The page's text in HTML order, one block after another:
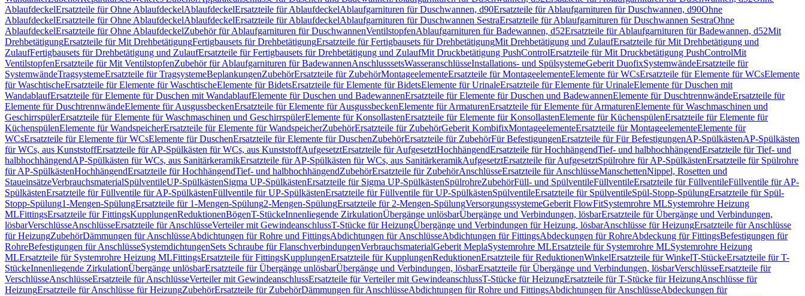
AblaufdeckelErsatzteile für Ohne AblaufdeckelAblaufdeckelErsatzteile für AblaufdeckelAblaufgarnituren für Duschwannen, d90Ersatzteile für Ablaufgarnituren für Duschwannen, d90Ohne
AblaufdeckelErsatzteile für Ohne AblaufdeckelAblaufdeckelErsatzteile für AblaufdeckelAblaufgarnituren für Duschwannen SestraErsatzteile für Ablaufgarnituren für Duschwannen SestraOhne
AblaufdeckelErsatzteile für Ohne AblaufdeckelZubehör für Ablaufgarnituren für DuschwannenVentilstopfenAblaufgarnituren für Badewannen, d52Ersatzteile für Ablaufgarnituren für Badewannen, d52Mit
DrehbetätigungErsatzteile für Mit DrehbetätigungFertigbausets für DrehbetätigungErsatzteile für Fertigbausets für DrehbetätigungMit Drehbetätigung und ZulaufErsatzteile für Mit Drehbetätigung und
ZulaufFertigbausets für Drehbetätigung und ZulaufErsatzteile für Fertigbausets für Drehbetätigung und ZulaufMit Druckbetätigung PushControlErsatzteile für Mit Druckbetätigung PushControlMit
VentilstopfenErsatzteile für Mit VentilstopfenZubehör für Ablaufgarnituren für BadewannenAnschlusssetsWasseranschlüsseInstallations- und SpülsystemeGeberit DuofixSystemwändeErsatzteile für
SystemwändeTragsystemeErsatzteile für TragsystemeBeplankungenZubehörErsatzteile für ZubehörMontageelementeErsatzteile für MontageelementeElemente für WCsErsatzteile für Elemente für WCsElemente
für WaschtischeErsatzteile für Elemente für WaschtischeElemente für BidetsErsatzteile für Elemente für BidetsElemente für UrinaleErsatzteile für Elemente für UrinaleElemente für Duschen mit
WandablaufErsatzteile für Elemente für Duschen mit WandablaufElemente für Duschen und BadewannenErsatzteile für Elemente für Duschen und BadewannenElemente für DuschtrennwändeErsatzteile für
Elemente für DuschtrennwändeElemente für AusgussbeckenErsatzteile für Elemente für AusgussbeckenElemente für ArmaturenErsatzteile für Elemente für ArmaturenElemente für Waschmaschinen und
GeschirrspülerErsatzteile für Elemente für Waschmaschinen und GeschirrspülerElemente für KonsollastenErsatzteile für Elemente für KonsollastenElemente für KüchenspülenErsatzteile für Elemente für
KüchenspülenElemente für WandspeicherErsatzteile für Elemente für WandspeicherZubehörErsatzteile für ZubehörGeberit KombifixMontageelementeErsatzteile für MontageelementeElemente für
WCsErsatzteile für Elemente für WCsElemente für DuschenErsatzteile für Elemente für DuschenZubehörErsatzteile für ZubehörFür BefestigungenErsatzteile für Für BefestigungenAP-SpülkästenAP-Spülkästen
für WCs, aus KunststoffErsatzteile für AP-Spülkästen für WCs, aus KunststoffAufgesetztErsatzteile für AufgesetztHochhängendErsatzteile für HochhängendTief- und halbhochhängendErsatzteile für Tief- und
halbhochhängendAP-Spülkästen für WCs, aus SanitärkeramikErsatzteile für AP-Spülkästen für WCs, aus SanitärkeramikAufgesetztErsatzteile für AufgesetztSpülrohre für AP-SpülkästenErsatzteile für Spülrohre
für AP-SpülkästenHochhängendErsatzteile für HochhängendTief- und halbhochhängendZubehörErsatzteile für ZubehörAnschlüsseErsatzteile für AnschlüsseManschettenNippel, Rosetten und
StaueinsätzeVerbrauchsmaterialSpülventileUP-SpülkästenSigma UP-SpülkästenErsatzteile für Sigma UP-SpülkästenSpülrohreZubehörFüll- und SpülventileFüllventileErsatzteile für FüllventileFüllventile für AP-
SpülkästenErsatzteile für Füllventile für AP-SpülkästenFüllventile für UP-SpülkästenErsatzteile für Füllventile für UP-SpülkästenSpülventileErsatzteile für SpülventileSpül-Stopp-SpülungErsatzteile für Spül-
Stopp-Spülung1-Mengen-SpülungErsatzteile für 1-Mengen-Spülung2-Mengen-SpülungErsatzteile für 2-Mengen-SpülungVersorgungssystemeGeberit FlowFitSystemrohre MLSystemrohre Heizung
MLFittingsErsatzteile für FittingsKupplungenReduktionenBögenT-StückeInnenliegende ZirkulationÜbergänge unlösbarÜbergänge und Verbindungen, lösbarErsatzteile für Übergänge und Verbindungen,
lösbarVerschlüsseAnschlüsseErsatzteile für AnschlüsseVerteiler mit GewindeanschlussT-Stücke für HeizungÜbergänge und Verbindungen für Heizung, lösbarAnschlüsse für HeizungErsatzteile für Anschlüsse
für HeizungZubehörDämmungen für AnschlüsseAbdichtungen für Rohre und FittingsAbdichtungen für AnschlüsseAbdichtungen für FittingsAbdeckungen für RohreAbdeckung für FittingsBefestigungen für
RohreBefestigungen für AnschlüsseSystemdichtungenSets Schraube für FlanschverbindungenVerbrauchsmaterialGeberit MeplaSystemrohre MLErsatzteile für Systemrohre MLSystemrohre Heizung
MLErsatzteile für Systemrohre Heizung MLFittingsErsatzteile für FittingsKupplungenErsatzteile für KupplungenReduktionenErsatzteile für ReduktionenWinkelErsatzteile für WinkelT-StückeErsatzteile für T-
StückeInnenliegende ZirkulationÜbergänge unlösbarErsatzteile für Übergänge unlösbarÜbergänge und Verbindungen, lösbarErsatzteile für Übergänge und Verbindungen, lösbarVerschlüsseErsatzteile für
VerschlüsseAnschlüsseErsatzteile für AnschlüsseVerteiler mit GewindeanschlussErsatzteile für Verteiler mit GewindeanschlussT-Stücke für HeizungErsatzteile für T-Stücke für HeizungAnschlüsse für
HeizungErsatzteile für Anschlüsse für HeizungZubehörErsatzteile für ZubehörDämmungen für AnschlüsseAbdichtungen für Rohre und FittingsAbdichtungen für AnschlüsseAbdeckungen für